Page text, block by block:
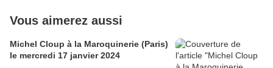
Vous aimerez aussi
Michel Cloup à la Maroquinerie (Paris)
le mercredi 17 janvier 2024